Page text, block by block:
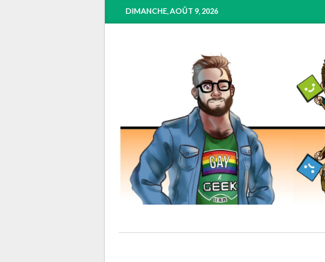
DIMANCHE, AOÛT 9, 2026